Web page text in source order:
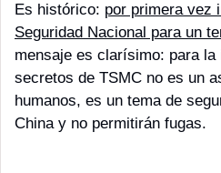
Es histórico: por primera vez
Seguridad Nacional para un
mensaje es clarísimo: para la
secretos de TSMC no es un
humanos, es un tema de
China y no permitirán fugas.